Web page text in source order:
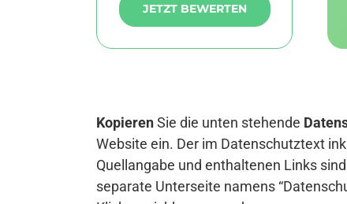
JETZT BEWERTEN
KopierenSie die unten stehende
Website ein. Der im Datenschutztext
Quellangabe und enthaltenen Links
separate Unterseite namens